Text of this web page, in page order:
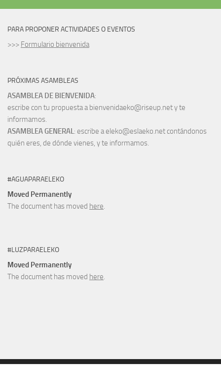
PARA PROPONER ACTIVIDADES O EVENTOS
>>> Formulario bienvenida
PRÓXIMAS ASAMBLEAS
ASAMBLEA DE BIENVENIDA:
escribe con tu propuesta a bienvenidaeko@riseup.net y te
informamos.
ASAMBLEA GENERAL: escribe a eleko@eslaeko.net contándonos
quién eres, de dónde vienes, y te informamos.
#AGUAPARAELEKO
Moved Permanently
The document has moved here.
#LUZPARAELEKO
Moved Permanently
The document has moved here.